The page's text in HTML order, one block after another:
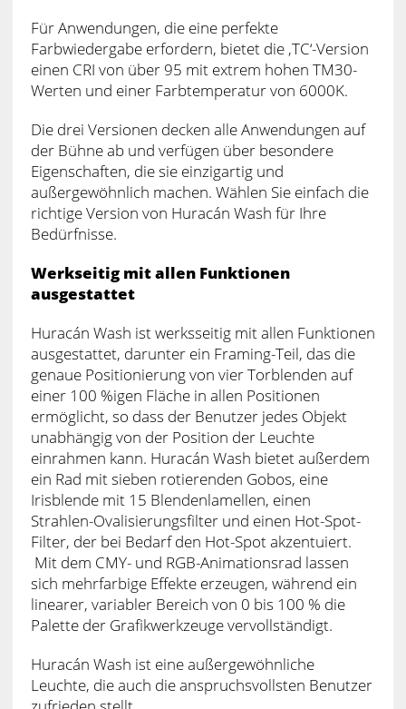
Für Anwendungen, die eine perfekte
Farbwiedergabe erfordern, bietet die ‚TC‘-Version
einen CRI von über 95 mit extrem hohen TM30-
Werten und einer Farbtemperatur von 6000K.
Die drei Versionen decken alle Anwendungen auf
der Bühne ab und verfügen über besondere
Eigenschaften, die sie einzigartig und
außergewöhnlich machen. Wählen Sie einfach die
richtige Version von Huracán Wash für Ihre
Bedürfnisse.
Werkseitig mit allen Funktionen
ausgestattet
Huracán Wash ist werksseitig mit allen Funktionen
ausgestattet, darunter ein Framing-Teil, das die
genaue Positionierung von vier Torblenden auf
einer 100 %igen Fläche in allen Positionen
ermöglicht, so dass der Benutzer jedes Objekt
unabhängig von der Position der Leuchte
einrahmen kann. Huracán Wash bietet außerdem
ein Rad mit sieben rotierenden Gobos, eine
Irisblende mit 15 Blendenlamellen, einen
Strahlen-Ovalisierungsfilter und einen Hot-Spot-
Filter, der bei Bedarf den Hot-Spot akzentuiert.
Mit dem CMY- und RGB-Animationsrad lassen
sich mehrfarbige Effekte erzeugen, während ein
linearer, variabler Bereich von 0 bis 100 % die
Palette der Grafikwerkzeuge vervollständigt.
Huracán Wash ist eine außergewöhnliche
Leuchte, die auch die anspruchsvollsten Benutzer